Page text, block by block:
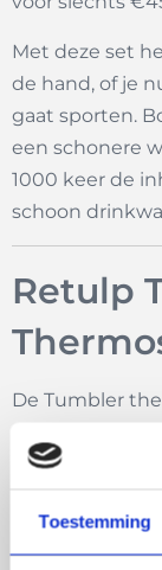
Toestemming
Met deze set
de hand, of je
gaat sporten.
een schonere
1000 keer de
schoon
Retulp
De Tumbler
koffie, thee of
blijft én plastic